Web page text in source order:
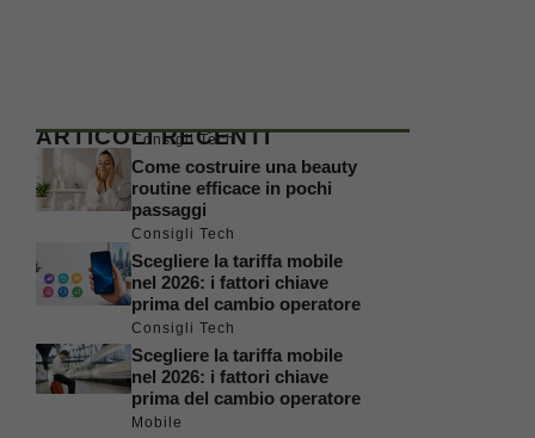
ARTICOLI RECENTI
Consigli Tech
Come costruire una beauty
routine efficace in pochi
passaggi
Consigli Tech
Scegliere la tariffa mobile
nel 2026: i fattori chiave
prima del cambio operatore
Consigli Tech
Scegliere la tariffa mobile
nel 2026: i fattori chiave
prima del cambio operatore
Mobile